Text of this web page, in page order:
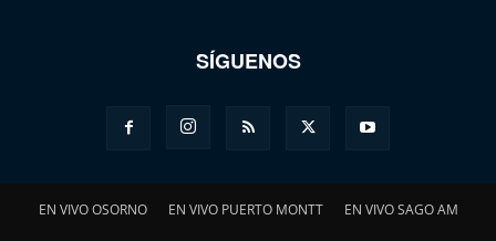
SÍGUENOS
EN VIVO OSORNO EN VIVO PUERTO MONTT EN VIVO SAGO AM